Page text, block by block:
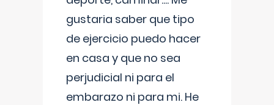
gustaria saber que tipo
de ejercicio puedo hacer
en casa y que no sea
perjudicial ni para el
embarazo ni para mi. He